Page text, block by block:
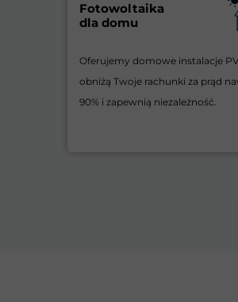
Fotowoltaika
dla domu
Oferujemy domowe instalacje
obniżą Twoje rachunki za prąd
90% i zapewnią niezależność.